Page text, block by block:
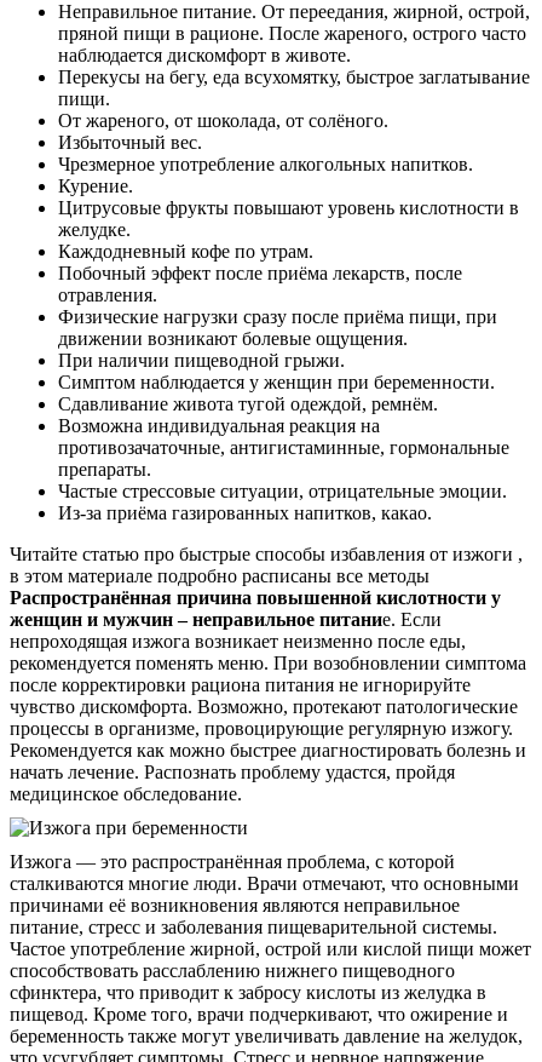
Неправильное питание. От переедания, жирной, острой,
пряной пищи в рационе. После жареного, острого часто
наблюдается дискомфорт в животе.
Перекусы на бегу, еда всухомятку, быстрое заглатывание
пищи.
От жареного, от шоколада, от солёного.
Избыточный вес.
Чрезмерное употребление алкогольных напитков.
Курение.
Цитрусовые фрукты повышают уровень кислотности в
желудке.
Каждодневный кофе по утрам.
Побочный эффект после приёма лекарств, после
отравления.
Физические нагрузки сразу после приёма пищи, при
движении возникают болевые ощущения.
При наличии пищеводной грыжи.
Симптом наблюдается у женщин при беременности.
Сдавливание живота тугой одеждой, ремнём.
Возможна индивидуальная реакция на
противозачаточные, антигистаминные, гормональные
препараты.
Частые стрессовые ситуации, отрицательные эмоции.
Из-за приёма газированных напитков, какао.
Читайте статью про быстрые способы избавления от изжоги ,
в этом материале подробно расписаны все методы
Распространённая причина повышенной кислотности у
женщин и мужчин – неправильное питание. Если
непроходящая изжога возникает неизменно после еды,
рекомендуется поменять меню. При возобновлении симптома
после корректировки рациона питания не игнорируйте
чувство дискомфорта. Возможно, протекают патологические
процессы в организме, провоцирующие регулярную изжогу.
Рекомендуется как можно быстрее диагностировать болезнь и
начать лечение. Распознать проблему удастся, пройдя
медицинское обследование.
Изжога — это распространённая проблема, с которой
сталкиваются многие люди. Врачи отмечают, что основными
причинами её возникновения являются неправильное
питание, стресс и заболевания пищеварительной системы.
Частое употребление жирной, острой или кислой пищи может
способствовать расслаблению нижнего пищеводного
сфинктера, что приводит к забросу кислоты из желудка в
пищевод. Кроме того, врачи подчеркивают, что ожирение и
беременность также могут увеличивать давление на желудок,
что усугубляет симптомы. Стресс и нервное напряжение